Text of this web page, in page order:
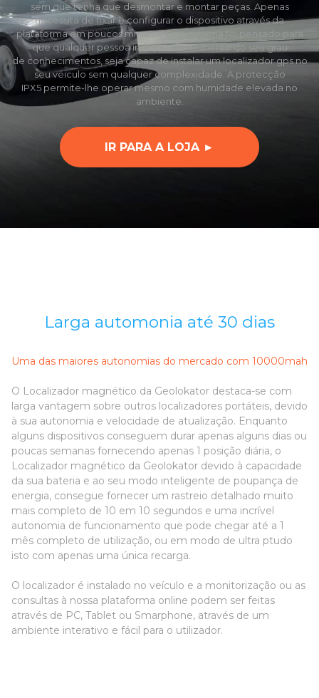
sem que tenha que desmontar e montar peças. Apenas
necessita de fixar e configurar o dispositivo através da
plataforma em poucos minutos. Este sistema foi pensado para
que qualquer pessoa independentemente do seu grau
de conhecimentos, seja capaz de instalar um localizador gps no
seu véiculo sem qualquer complexidade. A protecção
IPX5 permite-lhe operar mesmo com humidade elevada no
ambiente.
IR PARA A LOJA ►
Larga automonia até 30 dias
Uma das maiores autonomias do mercado com 10000mah
O Localizador magnético da Geolokator destaca-se com
larga vantagem sobre outros localizadores portáteis, devido
à sua autonomia e velocidade de atualização. Enquanto
alguns dispositivos conseguem durar apenas alguns dias ou
poucas semanas fornecendo apenas 1 posição diária, o
Localizador magnético da Geolokator devido à capacidade
da sua bateria e ao seu modo inteligente de poupança de
energia, consegue fornecer um rastreio detalhado muito
mais completo de 10 em 10 segundos e uma incrível
autonomia de funcionamento que pode chegar até a 1
mês completo de utilização, ou em modo de ultra ptudo
isto com apenas uma única recarga.
O localizador é instalado no veículo e a monitorização ou as
consultas à nossa plataforma online podem ser feitas
através de PC, Tablet ou Smarphone, através de um
ambiente interativo e fácil para o utilizador.